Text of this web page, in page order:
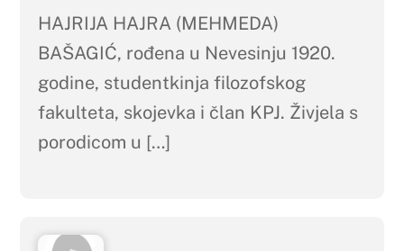
HAJRIJA HAJRA (MEHMEDA)
BAŠAGIĆ, rođena u Nevesinju 1920.
godine, studentkinja filozofskog
fakulteta, skojevka i član KPJ. Živjela s
porodicom u […]